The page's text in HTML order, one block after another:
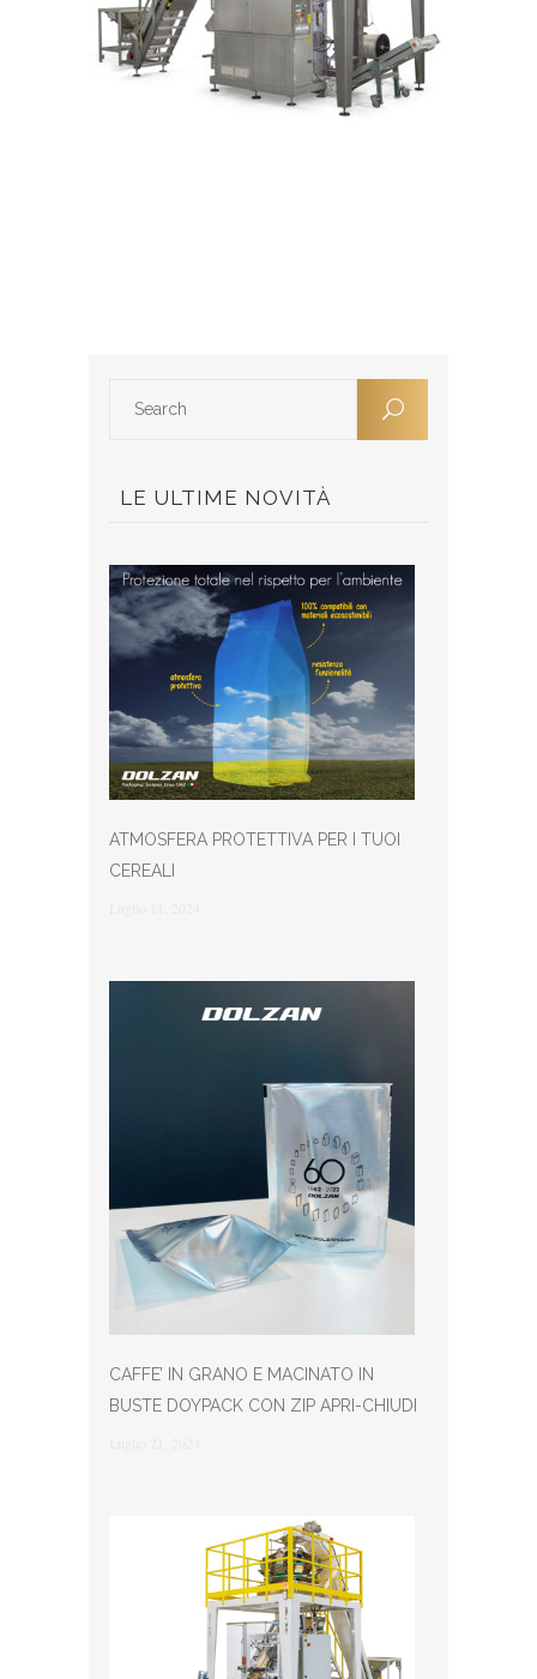
LE ULTIME NOVITÀ
ATMOSFERA PROTETTIVA PER I TUOI
CEREALI
CAFFE’ IN GRANO E MACINATO IN
BUSTE DOYPACK CON ZIP APRI-CHIUDI